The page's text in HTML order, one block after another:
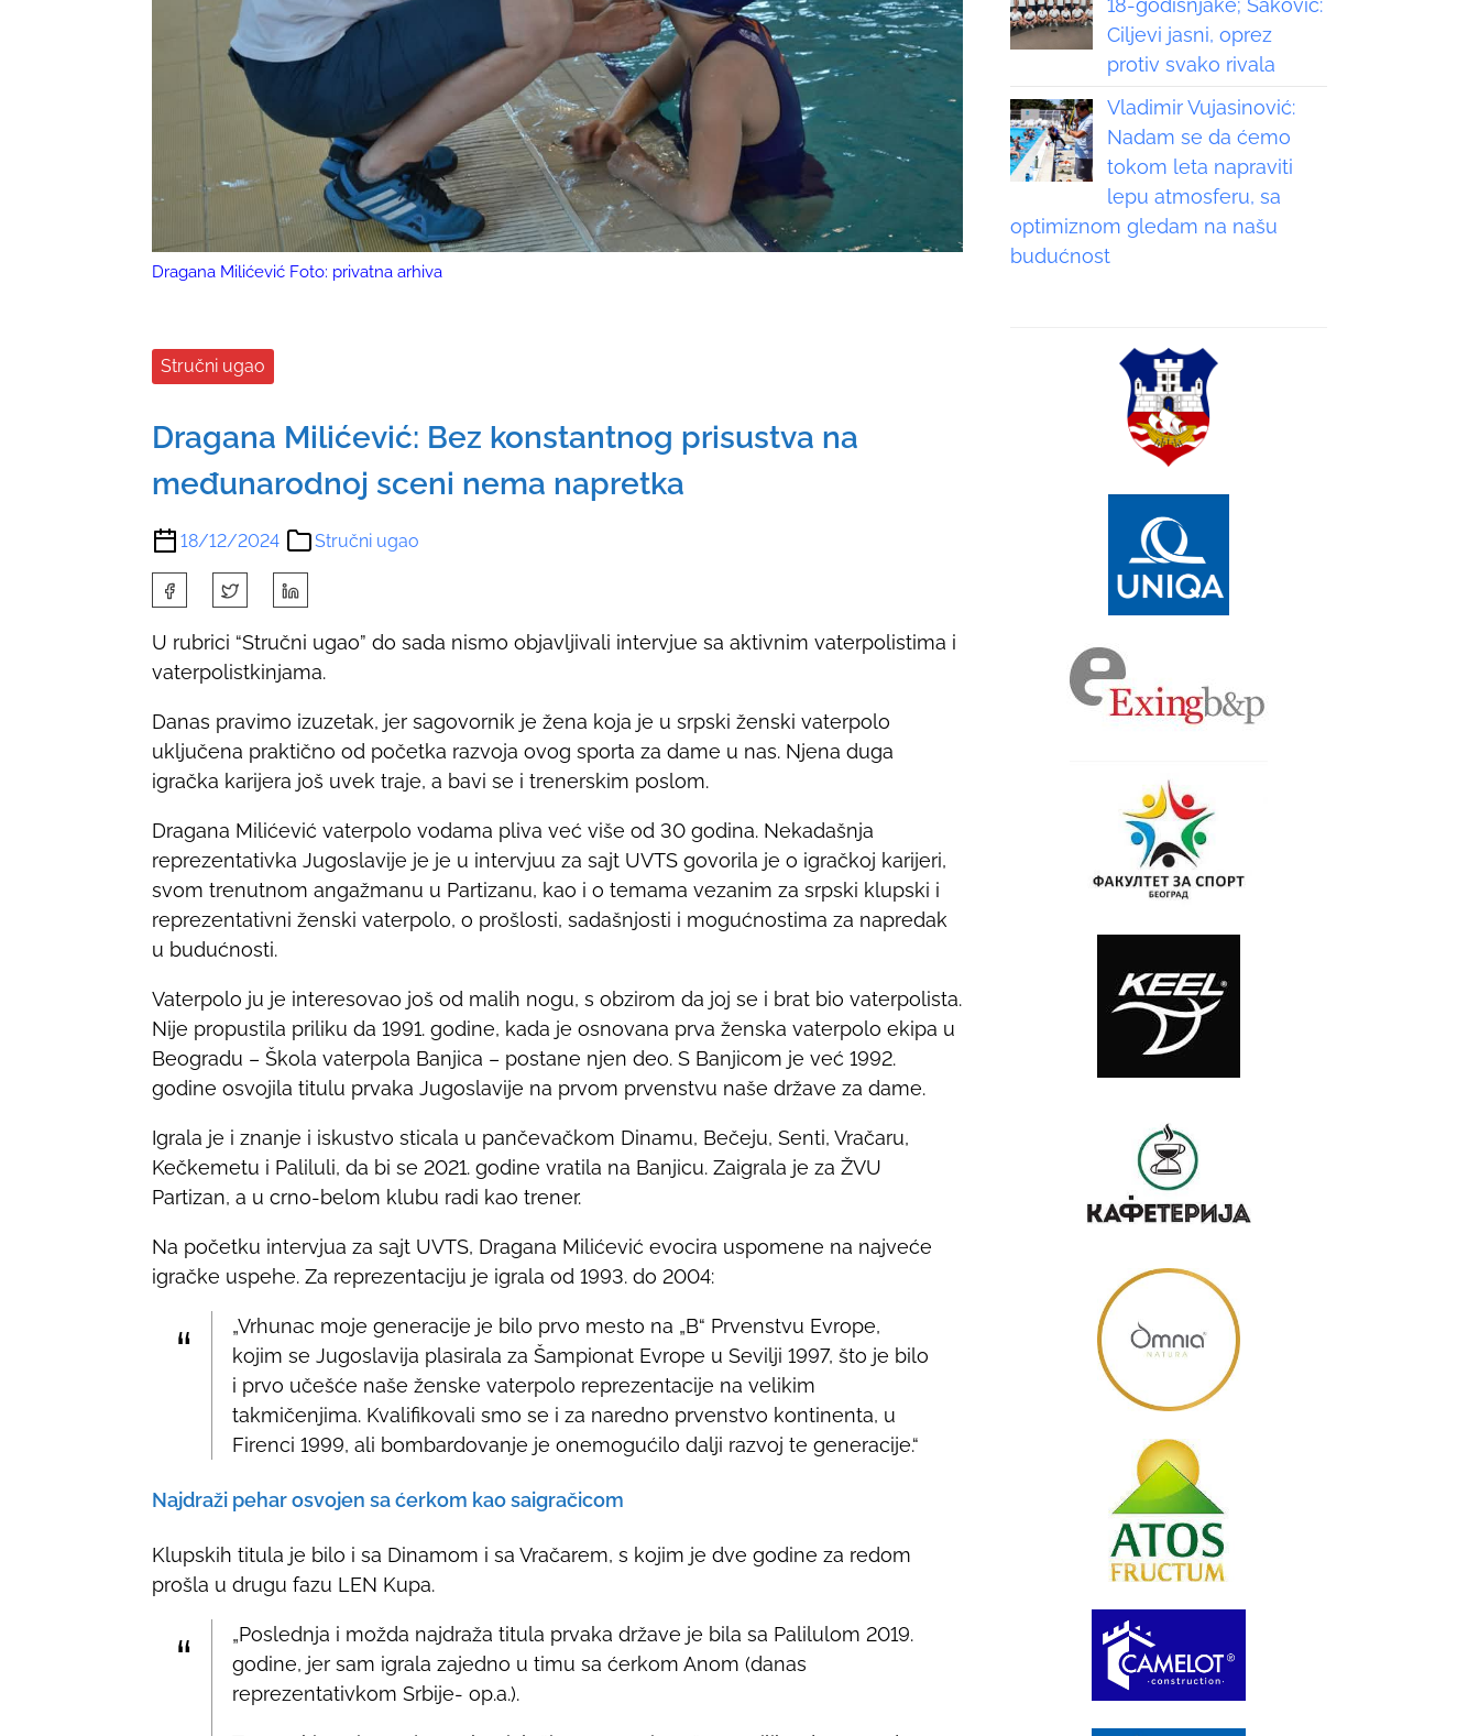
Dragana Milićević Foto: privatna arhiva
Stručni ugao
Dragana Milićević: Bez konstantnog prisustva na
međunarodnoj sceni nema napretka
18/12/2024 Stručni ugao
a
r
t
h
i
s
p
o
s
t
n
:
U rubrici “Stručni ugao” do sada nismo objavljivali intervjue sa aktivnim vaterpolistima i
vaterpolistkinjama.
Danas pravimo izuzetak, jer sagovornik je žena koja je u srpski ženski vaterpolo
uključena praktično od početka razvoja ovog sporta za dame u nas. Njena duga
igračka karijera još uvek traje, a bavi se i trenerskim poslom.
Dragana Milićević vaterpolo vodama pliva već više od 30 godina. Nekadašnja
reprezentativka Jugoslavije je je u intervjuu za sajt UVTS govorila je o igračkoj karijeri,
svom trenutnom angažmanu u Partizanu, kao i o temama vezanim za srpski klupski i
reprezentativni ženski vaterpolo, o prošlosti, sadašnjosti i mogućnostima za napredak
u budućnosti.
Vaterpolo ju je interesovao još od malih nogu, s obzirom da joj se i brat bio vaterpolista.
Nije propustila priliku da 1991. godine, kada je osnovana prva ženska vaterpolo ekipa u
Beogradu – Škola vaterpola Banjica – postane njen deo. S Banjicom je već 1992.
godine osvojila titulu prvaka Jugoslavije na prvom prvenstvu naše države za dame.
Igrala je i znanje i iskustvo sticala u pančevačkom Dinamu, Bečeju, Senti, Vračaru,
Kečkemetu i Paliluli, da bi se 2021. godine vratila na Banjicu. Zaigrala je za ŽVU
Partizan, a u crno-belom klubu radi kao trener.
Na početku intervjua za sajt UVTS, Dragana Milićević evocira uspomene na najveće
igračke uspehe. Za reprezentaciju je igrala od 1993. do 2004:
„Vrhunac moje generacije je bilo prvo mesto na „B“ Prvenstvu Evrope,
kojim se Jugoslavija plasirala za Šampionat Evrope u Sevilji 1997, što je bilo
i prvo učešće naše ženske vaterpolo reprezentacije na velikim
takmičenjima. Kvalifikovali smo se i za naredno prvenstvo kontinenta, u
Firenci 1999, ali bombardovanje je onemogućilo dalji razvoj te generacije.“
Najdraži pehar osvojen sa ćerkom kao saigračicom
Klupskih titula je bilo i sa Dinamom i sa Vračarem, s kojim je dve godine za redom
prošla u drugu fazu LEN Kupa.
„Poslednja i možda najdraža titula prvaka države je bila sa Palilulom 2019.
godine, jer sam igrala zajedno u timu sa ćerkom Anom (danas
reprezentativkom Srbije- op.a.).
18-godišnjake; Saković:
Ciljevi jasni, oprez
protiv svako rivala
Vladimir Vujasinović:
Nadam se da ćemo
tokom leta napraviti
lepu atmosferu, sa
optimiznom gledam na našu
budućnost